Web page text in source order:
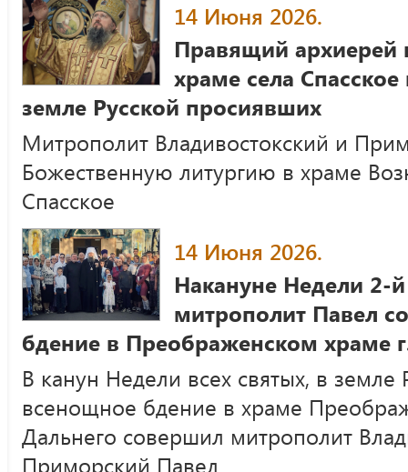
14 Июня 2026.
Правящий архиерей
храме села
земле Русской просиявших
Митрополит Владивостокский и
Божественную литургию в храме
Спасское
14 Июня 2026.
Накануне Недели 2-
митрополит Павел
бдение в Преображенском храме
В канун Недели всех святых, в земле
всенощное бдение в храме
Дальнего совершил митрополит
Приморский Павел